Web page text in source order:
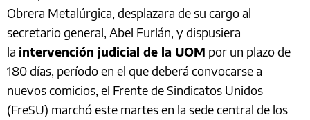
Obrera Metalúrgica, desplazara de su cargo al
secretario general, Abel Furlán, y dispusiera
la intervención judicial de la UOM por un plazo de
180 días, período en el que deberá convocarse a
nuevos comicios, el Frente de Sindicatos Unidos
(FreSU) marchó este martes en la sede central de los